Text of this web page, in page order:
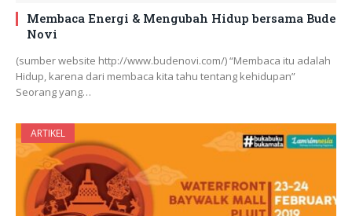
Membaca Energi & Mengubah Hidup bersama Bude
Novi
(sumber website http://www.budenovi.com/) “Membaca itu adalah
Hidup, karena dari membaca kita tahu tentang kehidupan”
Seorang yang…
ARTIKEL